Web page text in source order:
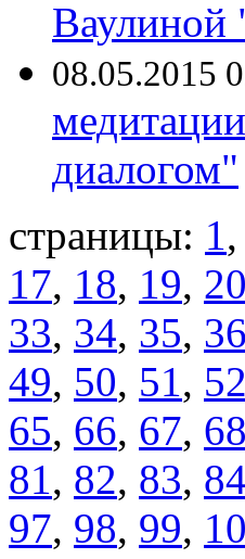
Ваулиной
08.05.2015
диалогом"
страницы: 1,
17, 18, 19, 20
33, 34, 35, 36
49, 50, 51, 52
65, 66, 67, 68
81, 82, 83, 84
97, 98, 99,